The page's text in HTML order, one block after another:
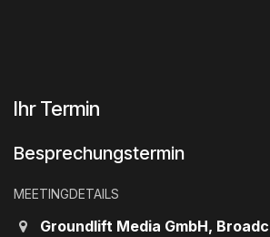
Ihr Termin
Besprechungstermin
MEETINGDETAILS
Groundlift Media GmbH,